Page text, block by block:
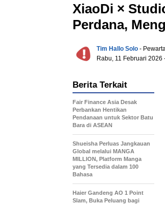
XiaoDi ×
Perdana,
Tim Hallo Solo -
Rabu, 11 Februari 2026
Berita Terkait
Fair Finance Asia Desak
Perbankan Hentikan
Pendanaan untuk Sektor Batu
Bara di ASEAN
Shueisha Perluas Jangkauan
Global melalui MANGA
MILLION, Platform Manga
yang Tersedia dalam 100
Bahasa
Haier Gandeng AO 1 Point
Slam, Buka Peluang bagi